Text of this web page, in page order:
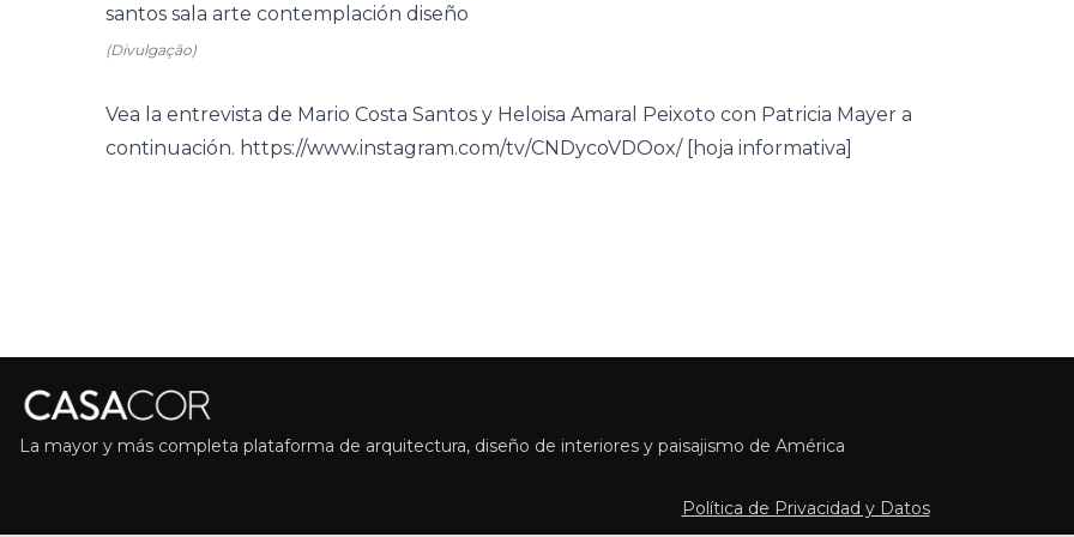
(Divulgação)
Vea la entrevista de Mario Costa Santos y Heloisa Amaral Peixoto con Patricia Mayer a
continuación. https://www.instagram.com/tv/CNDycoVDOox/ [hoja informativa]
La mayor y más completa plataforma de arquitectura, diseño de interiores y paisajismo de América
Política de Privacidad y Datos